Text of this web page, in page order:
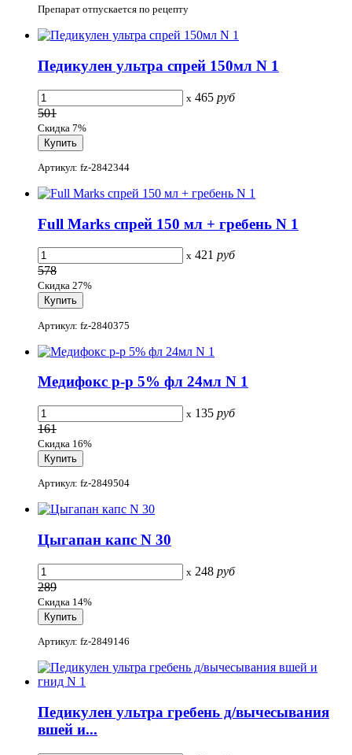
Препарат отпускается по рецепту
Педикулен ультра спрей 150мл N 1
x 465 руб
501
Скидка 7%
Артикул: fz-2842344
Full Marks спрей 150 мл + гребень N 1
x 421 руб
578
Скидка 27%
Артикул: fz-2840375
Медифокс р-р 5% фл 24мл N 1
x 135 руб
161
Скидка 16%
Артикул: fz-2849504
Цыгапан капс N 30
x 248 руб
289
Скидка 14%
Артикул: fz-2849146
Педикулен ультра гребень д/вычесывания
вшей и...